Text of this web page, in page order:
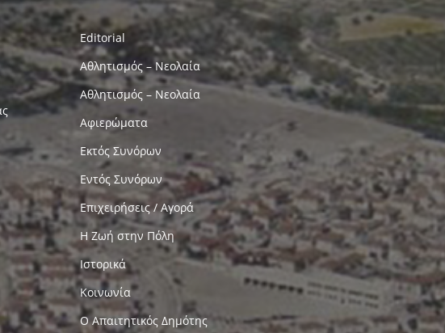
Editorial
Αθλητισμός – Νεολαία
Αθλητισμός – Νεολαία
Αφιερώματα
Εκτός Συνόρων
Εντός Συνόρων
Επιχειρήσεις / Αγορά
Η Ζωή στην Πόλη
Ιστορικά
Κοινωνία
Ο Απαιτητικός Δημότης